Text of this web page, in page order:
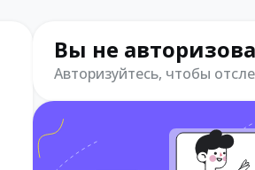
Вы не
Авторизуйтесь, чтобы